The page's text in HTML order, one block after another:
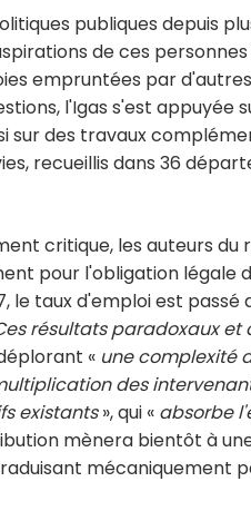
publiques depuis
de ces personnes
empruntées par
l'Igas s'est appuyée
sur des travaux
recueillis dans 36
critique, les auteurs
pour l'obligation légale
taux d'emploi est passé
résultats paradoxaux
« une complexité
des
existants», qui « absorbe
mènera bientôt à
mécaniquement